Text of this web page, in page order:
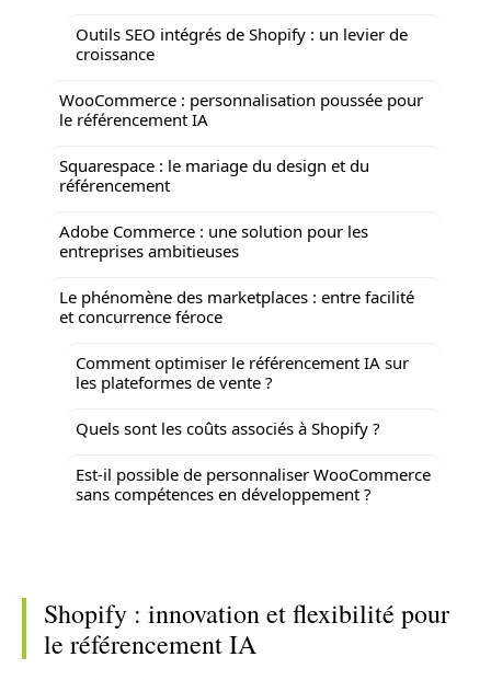
Outils SEO intégrés de Shopify : un levier de
croissance
WooCommerce : personnalisation poussée pour
le référencement IA
Squarespace : le mariage du design et du
référencement
Adobe Commerce : une solution pour les
entreprises ambitieuses
Le phénomène des marketplaces : entre facilité
et concurrence féroce
Comment optimiser le référencement IA sur
les plateformes de vente ?
Quels sont les coûts associés à Shopify ?
Est-il possible de personnaliser WooCommerce
sans compétences en développement ?
Shopify : innovation et flexibilité pour
le référencement IA